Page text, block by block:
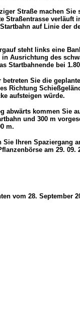
Straße machen
Straßentrasse
auf Linie der
steht links eine
Ausrichtung des
Startbahnende bei
Sie die
Richtung
aufsteigen würde.
abwärts kommen Sie
und 300 m
m.
Sie Ihren Spaziergang
am 29.
vom 28. September